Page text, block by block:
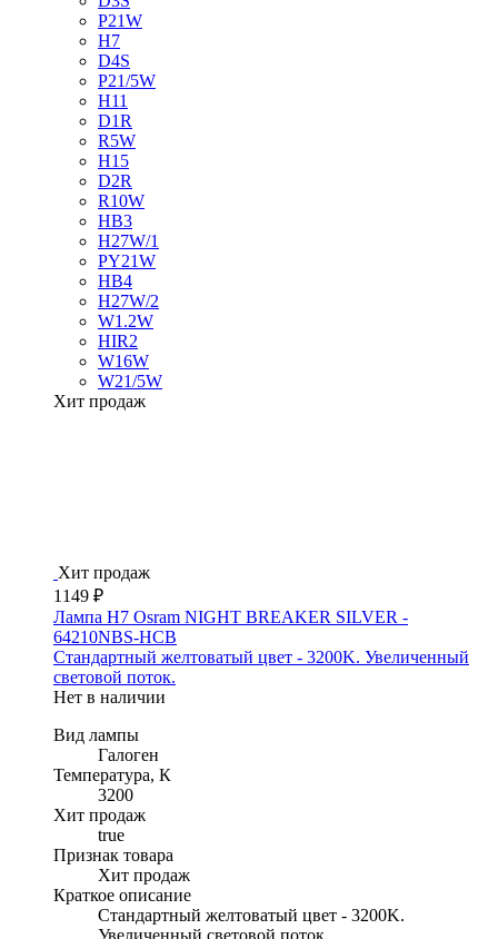
P21W
H7
D4S
P21/5W
H11
D1R
R5W
H15
D2R
R10W
HB3
H27W/1
PY21W
HB4
H27W/2
W1.2W
HIR2
W16W
W21/5W
Хит продаж
Хит продаж
1149 ₽
Лампа H7 Osram NIGHT BREAKER SILVER -
64210NBS-HCB
Стандартный желтоватый цвет - 3200K. Увеличенный
световой поток.
Нет в наличии
Вид лампы
Галоген
Температура, К
3200
Хит продаж
true
Признак товара
Хит продаж
Краткое описание
Стандартный желтоватый цвет - 3200K.
Увеличенный световой поток.